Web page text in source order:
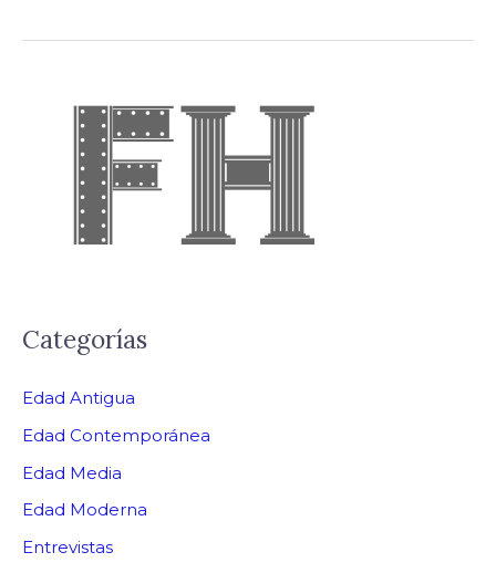
Categorías
Edad Antigua
Edad Contemporánea
Edad Media
Edad Moderna
Entrevistas